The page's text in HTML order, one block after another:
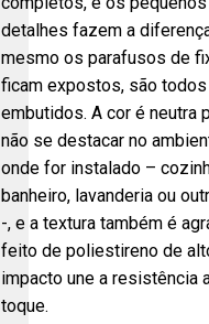
detalhes fazem a
mesmo os parafusos de
ficam expostos, são todos
embutidos. A cor é neutra
não se destacar no
onde for instalado –
banheiro, lavanderia ou
-, e a textura também é
feito de poliestireno de
impacto une a resistência
toque.